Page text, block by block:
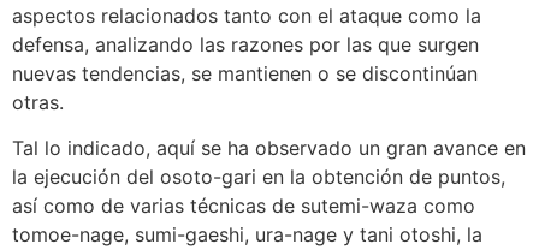
aspectos relacionados tanto con el ataque como la
defensa, analizando las razones por las que surgen
nuevas tendencias, se mantienen o se discontinúan
otras.
Tal lo indicado, aquí se ha observado un gran avance en
la ejecución del osoto-gari en la obtención de puntos,
así como de varias técnicas de sutemi-waza como
tomoe-nage, sumi-gaeshi, ura-nage y tani otoshi, la